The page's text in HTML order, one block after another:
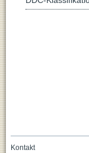
Kontakt